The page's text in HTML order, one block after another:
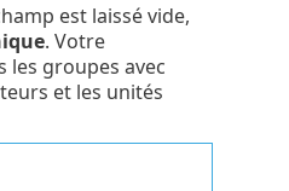
est laissé vide,
. Votre
les groupes avec
et les unités